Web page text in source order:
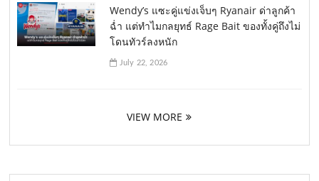
Wendy’s แซะคู่แข่งเจ็บๆ Ryanair ด่าลูกค้า
ฉ่ำ แต่ทำไมกลยุทธ์ Rage Bait ของทั้งคู่ถึงไม่
โดนทัวร์ลงหนัก
July 22, 2026
VIEW MORE